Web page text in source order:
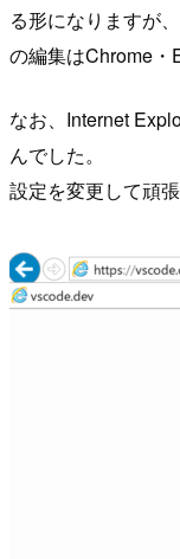
る形になりますが
の編集はChrome・
なお、Internet
んでした。
設定を変更して頑